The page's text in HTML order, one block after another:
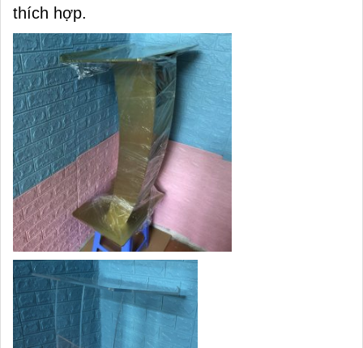
thích hợp.